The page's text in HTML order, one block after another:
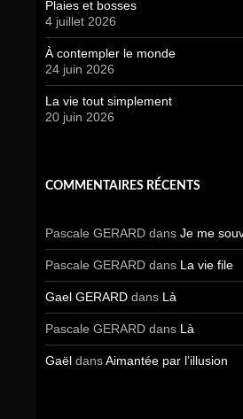
Plaies et bosses
4 juillet 2026
À contempler le monde
24 juin 2026
La vie tout simplement
20 juin 2026
COMMENTAIRES RÉCENTS
Pascale GERARD dans Je me
Pascale GERARD dans La vie file
Gael GERARD dans Là
Pascale GERARD dans Là
Gaël dansAimantée par l’illusion